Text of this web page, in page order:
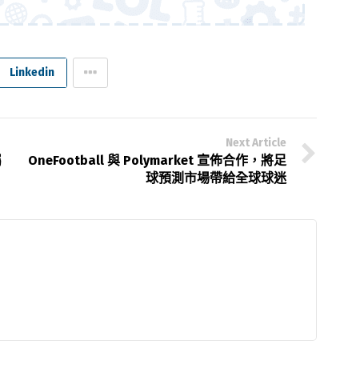
Linkedin
Next Article
OneFootball 與 Polymarket 宣佈合作，將足
球預測市場帶給全球球迷